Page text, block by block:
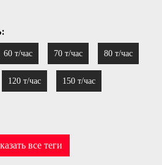
60 т/час 70 т/час 80 т/час
120 т/час 150 т/час
все теги